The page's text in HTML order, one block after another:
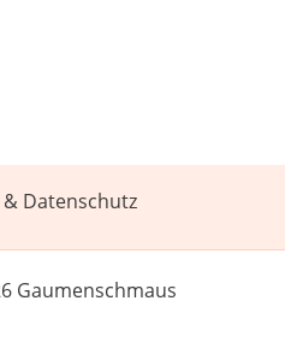
Datenschutz
Gaumenschmaus